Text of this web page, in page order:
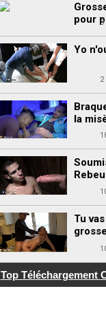
pour
Yo
la
Rebeu
Tu
Top Téléchargement